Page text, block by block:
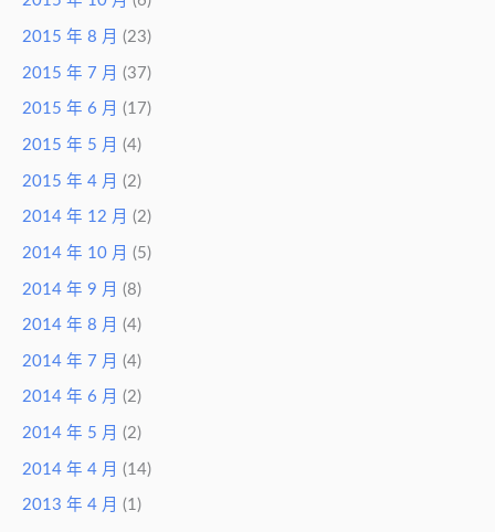
2015 年 8 月 (23)
2015 年 7 月 (37)
2015 年 6 月 (17)
2015 年 5 月 (4)
2015 年 4 月 (2)
2014 年 12 月 (2)
2014 年 10 月 (5)
2014 年 9 月 (8)
2014 年 8 月 (4)
2014 年 7 月 (4)
2014 年 6 月 (2)
2014 年 5 月 (2)
2014 年 4 月 (14)
2013 年 4 月 (1)